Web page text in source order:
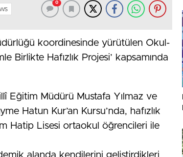
0
koordinesinde yürütülen Okul-
Birlikte Hafızlık Projesi’ kapsamında
Eğitim Müdürü Mustafa Yılmaz ve
Hatun Kur’an Kursu’nda, hafızlık
Hatip Lisesi ortaokul öğrencileri ile